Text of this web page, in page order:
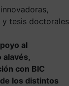
tesis doctorales
al
con BIC
los distintos